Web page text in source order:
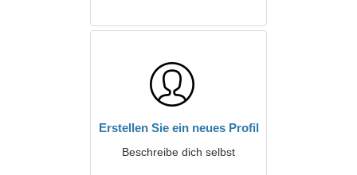
Erstellen Sie ein neues Profil
Beschreibe dich selbst